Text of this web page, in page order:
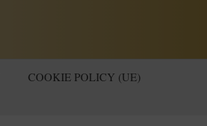
COOKIE POLICY (UE)